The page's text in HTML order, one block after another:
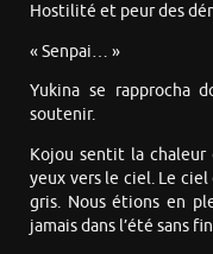
Hostilité et peur des
« Senpai… »
Yukina se rapprocha
soutenir.
Kojou sentit la
yeux vers le ciel. Le
gris. Nous étions en
jamais dans l’été sans